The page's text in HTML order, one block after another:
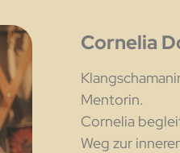
Cornelia
Mentorin.
Cornelia
Weg zur